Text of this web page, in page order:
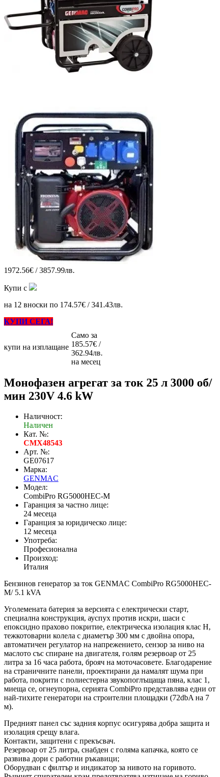
1972.56€ / 3857.99лв.
Купи с
на 12 вноски по 174.57€ / 341.43лв.
КУПИ СЕГА!
купи на изплащане
Само за
185.57€ /
362.94лв.
на месец
Монофазен агрегат за ток 25 л 3000 об/
мин 230V 4.6 kW
Наличност:
Наличен
Кат. №:
CMX48543
Арт. №:
GE07617
Марка:
GENMAC
Модел:
CombiPro RG5000HEC-M
Гаранция за частно лице:
24 месеца
Гаранция за юридическо лице:
12 месеца
Употреба:
Професионална
Произход:
Италия
Бензинов генератор за ток GENMAC CombiPro RG5000HEC-
M/ 5.1 kVA
Уголемената батерия за версията с електрически старт,
специална конструкция, ауспух против искри, шаси с
епоксидно прахово покритие, електрическа изолация клас H,
тежкотоварни колела с диаметър 300 мм с двойна опора,
автоматичен регулатор на напрежението, сензор за ниво на
маслото със спиране на двигателя, голям резервоар от 25
литра за 16 часа работа, брояч на моточасовете. Благодарение
на страничните панели, проектирани да намалят шума при
работа, покрити с полиестерна звукопоглъщаща пяна, клас 1,
миеща се, огнеупорна, серията CombiPro представлява едни от
най-тихите генератори на строителни площадки (72dbA на 7
м).
Предният панел със задния корпус осигурява добра защита и
изолация срещу влага.
Контакти, защитени с прекъсвач.
Резервоар от 25 литра, снабден с голяма капачка, която се
развива дори с работни ръкавици;
Оборудван с филтър и индикатор за нивото на горивото.